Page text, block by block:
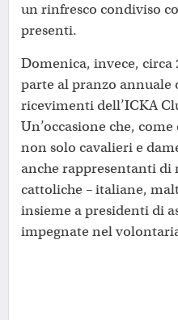
un rinfresco condiviso
presenti.
Domenica, invece, circa
parte al pranzo annuale
ricevimenti dell’ICKA
Un’occasione che,
non solo cavalieri e
anche rappresentanti di
cattoliche – italiane,
insieme a presidenti di
impegnate nel